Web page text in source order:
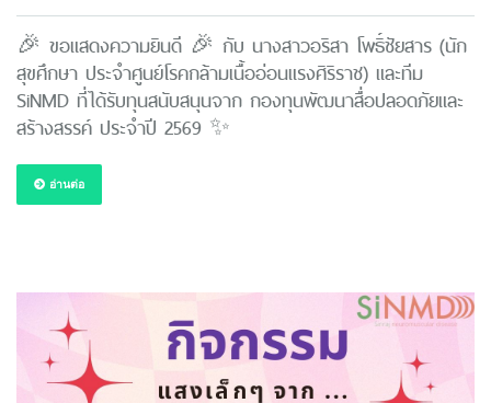
🎉 ขอแสดงความยินดี 🎉 กับ นางสาวอริสา โพธิ์ชัยสาร (นัก
สุขศึกษา ประจำศูนย์โรคกล้ามเนื้ออ่อนแรงศิริราช) และทีม
SiNMD ที่ได้รับทุนสนับสนุนจาก กองทุนพัฒนาสื่อปลอดภัยและ
สร้างสรรค์ ประจำปี 2569 ✨
อ่านต่อ